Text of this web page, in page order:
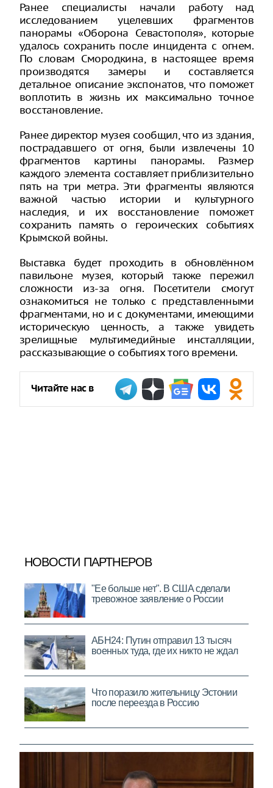
Ранее специалисты начали работу над
исследованием уцелевших фрагментов
панорамы «Оборона Севастополя», которые
удалось сохранить после инцидента с огнем.
По словам Смородкина, в настоящее время
производятся замеры и составляется
детальное описание экспонатов, что поможет
воплотить в жизнь их максимально точное
восстановление.
Ранее директор музея сообщил, что из здания,
пострадавшего от огня, были извлечены 10
фрагментов картины панорамы. Размер
каждого элемента составляет приблизительно
пять на три метра. Эти фрагменты являются
важной частью истории и культурного
наследия, и их восстановление поможет
сохранить память о героических событиях
Крымской войны.
Выставка будет проходить в обновлённом
павильоне музея, который также пережил
сложности из-за огня. Посетители смогут
ознакомиться не только с представленными
фрагментами, но и с документами, имеющими
историческую ценность, а также увидеть
зрелищные мультимедийные инсталляции,
рассказывающие о событиях того времени.
Читайте нас в